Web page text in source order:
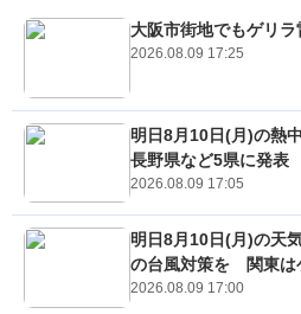
大阪市街地でもゲリ
2026.08.09 17:25
明日8月10日(月)の熱
長野県など5県に発表
2026.08.09 17:05
明日8月10日(月)の天
の台風対策を 関東は
2026.08.09 17:00